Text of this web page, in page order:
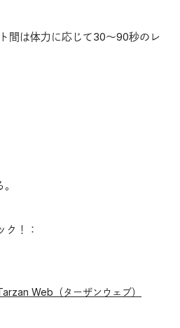
間は体力に応じて30〜90秒のレ
ク！：
Web（ターザンウェブ）